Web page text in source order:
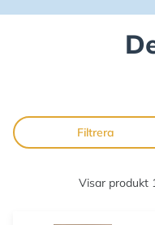
Filtrera
Visar produkt